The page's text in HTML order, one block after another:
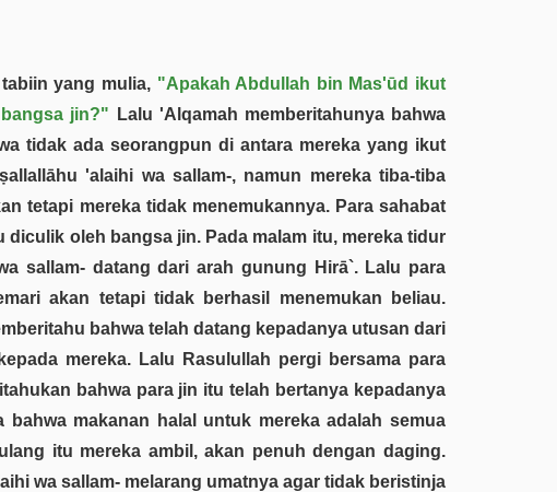
yang mulia, "Apakah Abdullah bin Mas'ūd ikut
jin?" Lalu 'Alqamah memberitahunya bahwa
tidak ada seorangpun di antara mereka yang ikut
'alaihi wa sallam-, namun mereka tiba-tiba
tetapi mereka tidak menemukannya. Para sahabat
oleh bangsa jin. Pada malam itu, mereka tidur
sallam- datang dari arah gunung Hirā`. Lalu para
akan tetapi tidak berhasil menemukan beliau.
bahwa telah datang kepadanya utusan dari
mereka. Lalu Rasulullah pergi bersama para
bahwa para jin itu telah bertanya kepadanya
makanan halal untuk mereka adalah semua
itu mereka ambil, akan penuh dengan daging.
wa sallam- melarang umatnya agar tidak beristinja